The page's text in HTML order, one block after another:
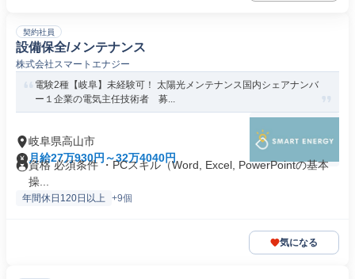
契約社員
設備保全/メンテナンス
株式会社スマートエナジー
電験2種【岐阜】未経験可！ 太陽光メンテナンス国内シェアナンバ
ー１企業の電気主任技術者 募...
岐阜県高山市
月給27万930円～32万4040円
資格 必須条件 ・PCスキル（Word, Excel, PowerPointの基本
操...
年間休日120日以上 +9個
気になる